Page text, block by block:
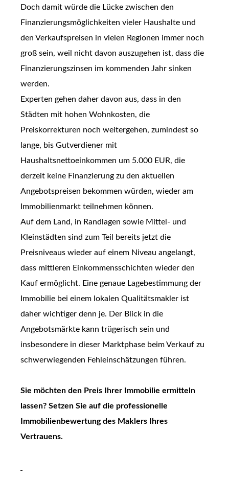
Doch damit würde die Lücke zwischen den
Finanzierungsmöglichkeiten vieler Haushalte und
den Verkaufspreisen in vielen Regionen immer noch
groß sein, weil nicht davon auszugehen ist, dass die
Finanzierungszinsen im kommenden Jahr sinken
werden.
Experten gehen daher davon aus, dass in den
Städten mit hohen Wohnkosten, die
Preiskorrekturen noch weitergehen, zumindest so
lange, bis Gutverdiener mit
Haushaltsnettoeinkommen um 5.000 EUR, die
derzeit keine Finanzierung zu den aktuellen
Angebotspreisen bekommen würden, wieder am
Immobilienmarkt teilnehmen können.
Auf dem Land, in Randlagen sowie Mittel- und
Kleinstädten sind zum Teil bereits jetzt die
Preisniveaus wieder auf einem Niveau angelangt,
dass mittleren Einkommensschichten wieder den
Kauf ermöglicht. Eine genaue Lagebestimmung der
Immobilie bei einem lokalen Qualitätsmakler ist
daher wichtiger denn je. Der Blick in die
Angebotsmärkte kann trügerisch sein und
insbesondere in dieser Marktphase beim Verkauf zu
schwerwiegenden Fehleinschätzungen führen.
Sie möchten den Preis Ihrer Immobilie ermitteln
lassen? Setzen Sie auf die professionelle
Immobilienbewertung des Maklers Ihres
Vertrauens.